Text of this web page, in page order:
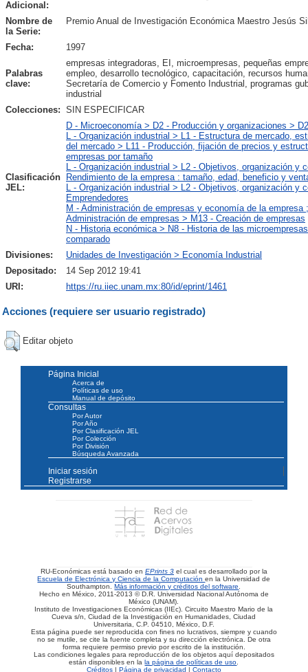
Adicional:
Nombre de
la Serie:
Premio Anual de Investigación Económica Maestro Jesús
Fecha: 1997
Palabras
clave:
empresas integradoras, EI, microempresas, pequeñas
empleo, desarrollo tecnológico, capacitación, recursos
Secretaría de Comercio y Fomento Industrial, programas
industrial
Colecciones: SIN ESPECIFICAR
Clasificación
JEL:
D - Microeconomía > D2 - Producción y organizaciones >
L - Organización industrial > L1 - Estructura de mercado,
del mercado > L11 - Producción, fijación de precios y
empresas por tamaño
L - Organización industrial > L2 - Objetivos, organización y
Rendimiento de la empresa : tamaño, edad, beneficio y
L - Organización industrial > L2 - Objetivos, organización y
Emprendedores
M - Administración de empresas y economía de la
Administración de empresas > M13 - Creación de empresas
N - Historia económica > N8 - Historia de las
comparado
Divisiones:
Unidades de Investigación > Economía Industrial
Depositado:
14 Sep 2012 19:41
URI:
https://ru.iiec.unam.mx:80/id/eprint/1461
Acciones (requiere ser usuario registrado)
Editar objeto
Página Inicial
Acerca de
Políticas de uso
Manual de depósito
Consultas
Por Autor
Por Año
Por Clasificación JEL
Por Colección
Por División
Búsqueda Avanzada
Iniciar sesión
Registrarse
RU-Económicas está basado en EPrints 3 el cual es desarrollado por la
Escuela de Electrónica y Ciencia de la Computaciónen la Universidad de
Southampton.Más información y créditos del software.
Hecho en México, 2011-2013 © D.R. Universidad Nacional Autónoma de
México (UNAM).
Instituto de Investigaciones Económicas (IIEc). Circuito Maestro Mario de la
Cueva s/n, Ciudad de la Investigación en Humanidades, Ciudad
Universitaria, C.P. 04510, México, D.F.
Esta página puede ser reproducida con fines no lucrativos, siempre y cuando
no se mutile, se cite la fuente completa y su dirección electrónica. De otra
forma requiere permiso previo por escrito de la institución.
Las condiciones legales para reproducción de los objetos aquí depositados
están disponibles en lala página de políticas de uso.
Créditos| Página de privacidad | Contacto